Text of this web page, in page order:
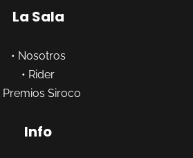
La Sala
• Nosotros
• Rider
Premios Siroco
Info